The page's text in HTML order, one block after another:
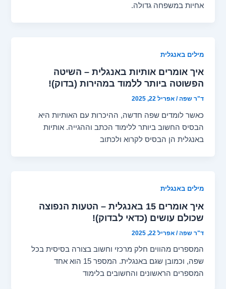
אחיות במשפחה גדולה.
מילים באנגלית
איך אומרים אותיות באנגלית – השיטה
הפשוטה ביותר ללמוד במהירות (בדוק)!
ד"ר שפה/אפריל 22, 2025
כאשר לומדים שפה חדשה, ההיכרות עם האותיות היא
הבסיס החשוב ביותר ללימוד הכתב וההגייה. אותיות
באנגלית הן הבסיס לקרוא ולכתוב
מילים באנגלית
איך אומרים 15 באנגלית – הטעות הנפוצה
שכולם עושים (כדאי לבדוק)!
ד"ר שפה/אפריל 22, 2025
המספרים מהווים חלק מרכזי וחשוב בצורה בסיסית בכל
שפה, וכמובן שגם באנגלית. המספר 15 הוא אחד
המספרים הראשונים והחשובים בלימוד